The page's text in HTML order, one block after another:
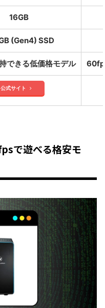
16GB
(Gen4) SSD
できる低価格モデル
公式サイト
で遊べる格安モ